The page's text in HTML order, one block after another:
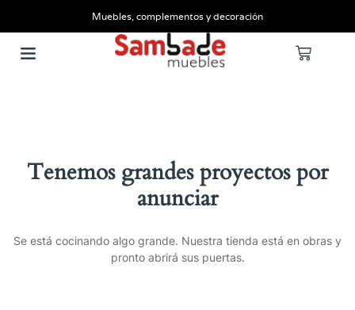
Muebles, complementos y decoración
Tenemos grandes proyectos por
anunciar
Se está cocinando algo grande. Nuestra tienda está en obras y
pronto abrirá sus puertas.